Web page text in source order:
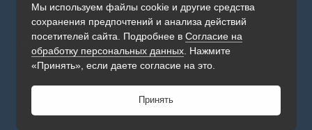
Мы используем файлы cookie и другие средства
сохранения предпочтений и анализа действий
посетителей сайта. Подробнее в Согласие на
обработку персональных данных . Нажмите
«Принять», если даете согласие на это.
Принять
Simatic в России тел.:
+7 (342) 273-82-09
Будни, с 09.00 до 19.00